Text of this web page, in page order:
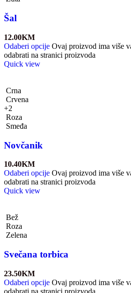
Šal
12.00KM
Odaberi opcije Ovaj proizvod ima više
odabrati na stranici proizvoda
Quick view
Crna
Crvena
+2
Roza
Smeđa
Novčanik
10.40KM
Odaberi opcije Ovaj proizvod ima više
odabrati na stranici proizvoda
Quick view
Bež
Roza
Zelena
Svečana torbica
23.50KM
Odaberi opcije Ovaj proizvod ima više
odabrati na stranici proizvoda